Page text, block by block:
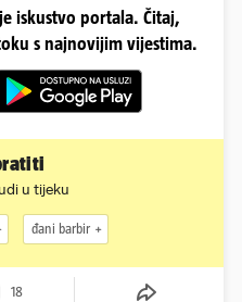
iskustvo portala. Čitaj,
s najnovijim vijestima.
u tijeku
đani barbir
18